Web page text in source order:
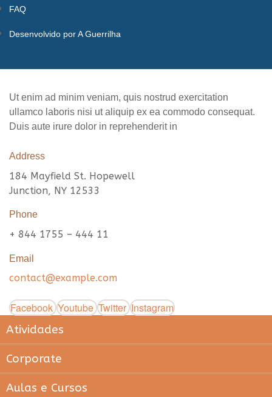
FAQ
Desenvolvido por A Guerrilha
Ut enim ad minim veniam, quis nostrud exercitation
ullamco laboris nisi ut aliquip ex ea commodo consequat.
Duis aute irure dolor in reprehenderit in
Address
184 Mayfield St. Hopewell
Junction, NY 12533
Phone
+ 844 1755 – 444 11
Email
contact@example.com
Facebook Youtube Twitter Instagram
Atividades
Corporate
Aulas e Cursos